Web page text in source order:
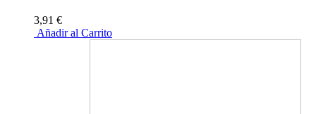
3,91 €
Añadir al Carrito